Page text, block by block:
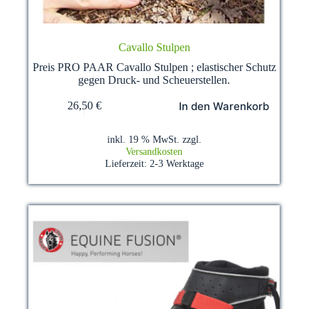
Cavallo Stulpen
Preis PRO PAAR Cavallo Stulpen ; elastischer Schutz
gegen Druck- und Scheuerstellen.
26,50 € In den Warenkorb
inkl. 19 % MwSt. zzgl.
Versandkosten
Lieferzeit: 2-3 Werktage